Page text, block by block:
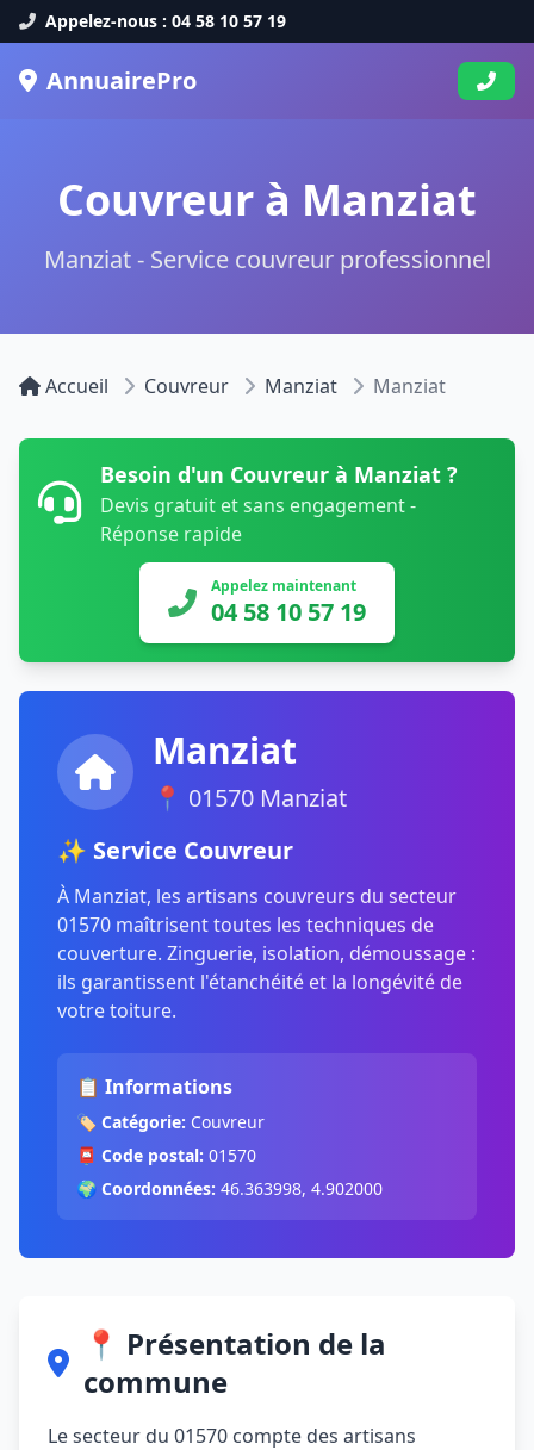
Appelez-nous : 04 58 10 57 19
AnnuairePro
Couvreur à Manziat
Manziat - Service couvreur professionnel
Accueil Couvreur Manziat Manziat
Besoin d'un Couvreur à Manziat ?
Devis gratuit et sans engagement -
Réponse rapide
Appelez maintenant
04 58 10 57 19
Manziat
📍 01570 Manziat
✨ Service Couvreur
À Manziat, les artisans couvreurs du secteur
01570 maîtrisent toutes les techniques de
couverture. Zinguerie, isolation, démoussage :
ils garantissent l'étanchéité et la longévité de
votre toiture.
📋 Informations
🏷️ Catégorie: Couvreur
📮 Code postal: 01570
🌍 Coordonnées: 46.363998, 4.902000
📍 Présentation de la
commune
Le secteur du 01570 compte des artisans